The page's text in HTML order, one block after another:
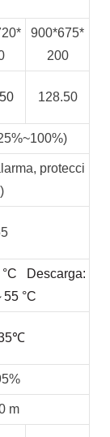
900*675*
200
128.50
protecci
°C
Descarga:
55 °C
m